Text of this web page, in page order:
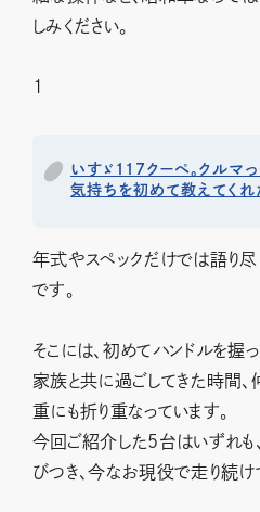
しみください。
1
いすゞ117クーペ。クルマっ
気持ちを初めて教えてく
年式やスペックだけでは語り
です。
そこには、初めてハンドルを握
家族と共に過ごしてきた時間
重にも折り重なっています。
今回ご紹介した5台はいずれも
びつき、今なお現役で走り続け